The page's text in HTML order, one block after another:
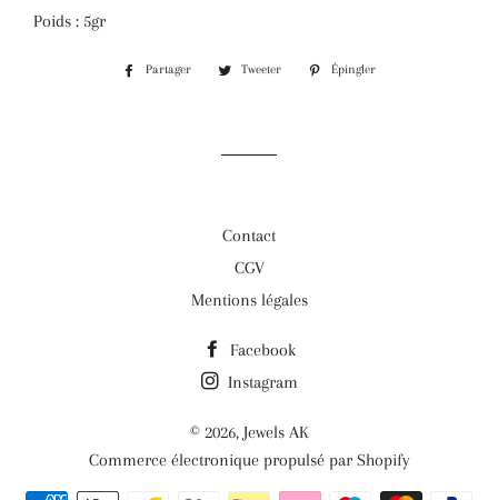
Poids : 5gr
Partager
PartagerTweeter
TweeterÉpingler
Contact
CGV
Mentions légales
Facebook
Instagram
© 2026, Jewels AK
Commerce électronique propulsé par Shopify